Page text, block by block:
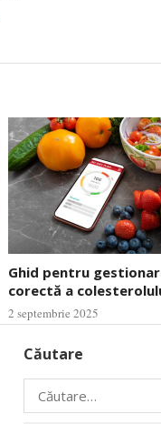
Ghid pentru
corectă a
2 septembrie 2025
Căutare
Caută
după: